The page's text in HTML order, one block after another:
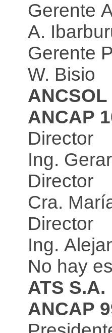
Gerente
A.
Gerente
W. Bisio
ANCAP
Director
Ing.
Director
Cra.
Director
Ing.
No hay
ATS S.A.
ANCAP